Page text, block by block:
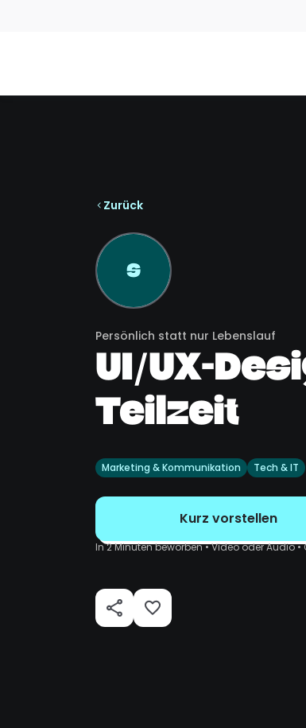
Zurück
S
Persönlich statt nur Lebenslauf
UI/UX-
Teilzeit
Marketing & Kommunikation Tech & IT
Kurz vorstellen
In 2 Minuten beworben • Video oder Audio